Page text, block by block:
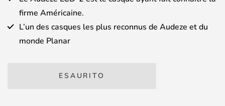
firme Américaine.
L’un des casques les plus reconnus de Audeze et du
monde Planar
ESAURITO